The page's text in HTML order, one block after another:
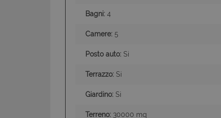
Bagni: 4
Camere: 5
Posto auto: Si
Terrazzo: Si
Giardino: Si
Terreno: 30000 mq